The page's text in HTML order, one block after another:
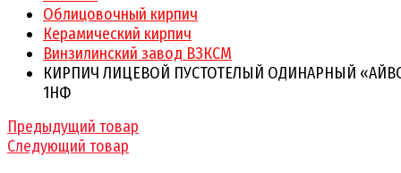
Облицовочный кирпич
Керамический кирпич
Винзилинский завод ВЗКСМ
КИРПИЧ ЛИЦЕВОЙ ПУСТОТЕЛЫЙ ОДИНАРНЫЙ
1НФ
Предыдущий товар
Следующий товар